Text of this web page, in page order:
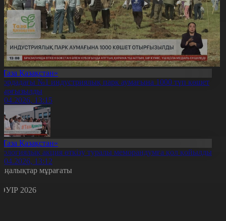
Қазақстан»
№1 индустриялық парк аумағына 1000 түп көшет
13:15
Қазақстан»
акция өткізу туралы меморандумға қол қойылды
13:12
мұрағаты
2026